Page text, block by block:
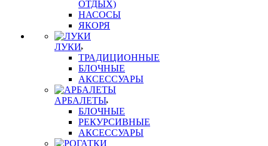
ОТДЫХ)
НАСОСЫ
ЯКОРЯ
ЛУКИ
ТРАДИЦИОННЫЕ
БЛОЧНЫЕ
АКСЕССУАРЫ
АРБАЛЕТЫ
БЛОЧНЫЕ
РЕКУРСИВНЫЕ
АКСЕССУАРЫ